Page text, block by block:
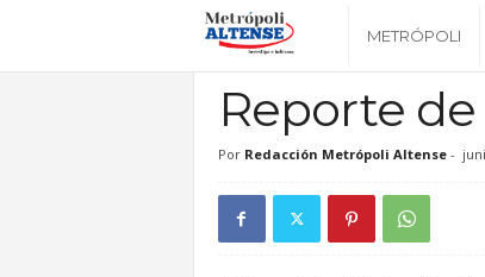
t
r
METRÓPOLI
Inicio Metrópoli Reporte de Caso
Reporte de
Por Redacción Metrópoli Altense-